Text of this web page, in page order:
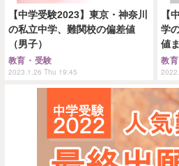
【中学受験2023】東京・神奈川
の私立中学、難関校の偏差値
（男子）
教育・受験
2023.1.26 Thu 19:45
【
学
値
教